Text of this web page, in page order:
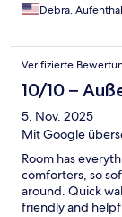
Debra,
Verifizierte
10/10 –
5. Nov. 2025
Mit Google
Room has
comforters, so
around. Quick
friendly and